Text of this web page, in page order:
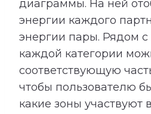
диаграммы. На ней
энергии каждого
энергии пары. Рядом
каждой категории
соответствующую
чтобы пользователю
какие зоны участвуют